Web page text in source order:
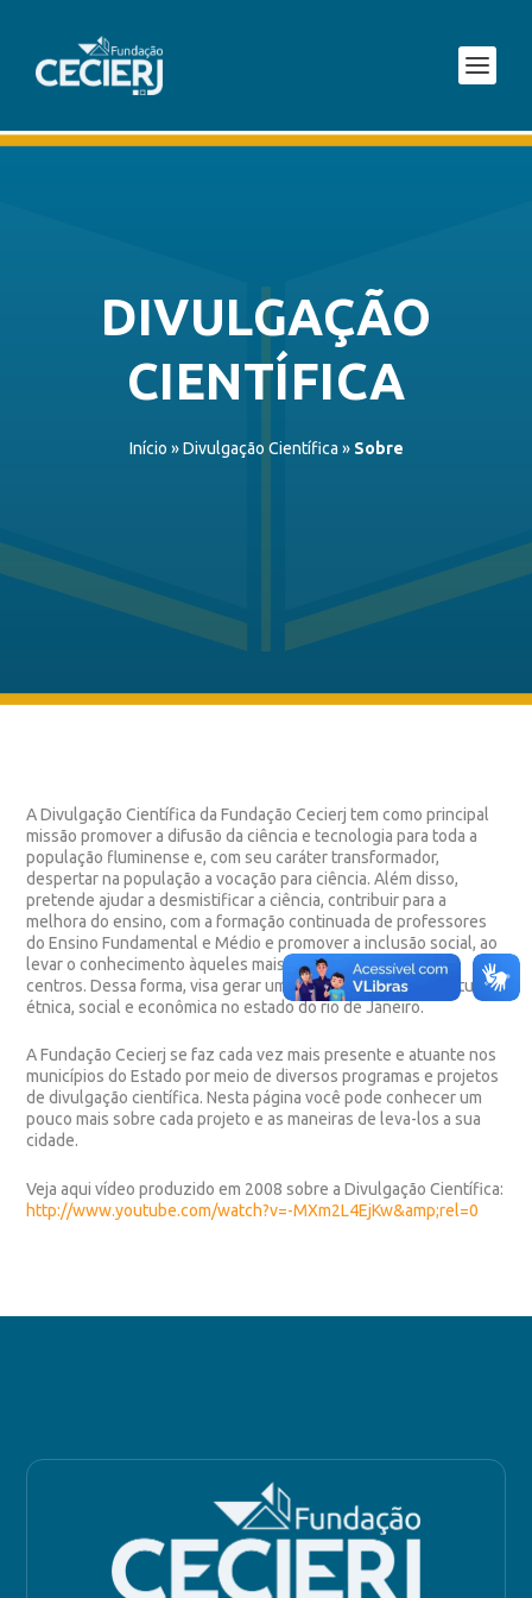
DIVULGAÇÃO
CIENTÍFICA
Início »Divulgação Científica » Sobre
A Divulgação Científica da Fundação Cecierj tem como principal
missão promover a difusão da ciência e tecnologia para toda a
população fluminense e, com seu caráter transformador,
despertar na população a vocação para ciência. Além disso,
pretende ajudar a desmistificar a ciência, contribuir para a
melhora do ensino, com a formação continuada de professores
do Ensino Fundamental e Médio e promover a inclusão social, ao
levar o conhecimento àqueles mais afastados dos grandes
centros. Dessa forma, visa gerar uma efetiva integração cultural,
étnica, social e econômica no estado do rio de Janeiro.
A Fundação Cecierj se faz cada vez mais presente e atuante nos
municípios do Estado por meio de diversos programas e projetos
de divulgação científica. Nesta página você pode conhecer um
pouco mais sobre cada projeto e as maneiras de leva-los a sua
cidade.
Veja aqui vídeo produzido em 2008 sobre a Divulgação Científica:
http://www.youtube.com/watch?v=-MXm2L4EjKw&amp;rel=0